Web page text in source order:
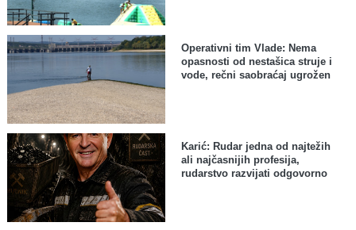
Operativni tim Vlade: Nema
opasnosti od nestašica struje i
vode, rečni saobraćaj ugrožen
Karić: Rudar jedna od najtežih
ali najčasnijih profesija,
rudarstvo razvijati odgovorno